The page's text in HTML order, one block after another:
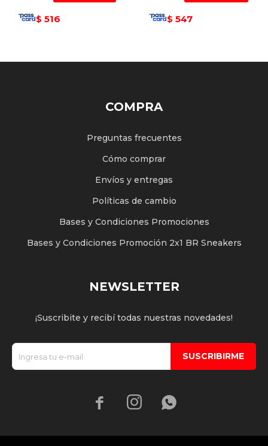
$ 516 $ 547
COMPRA
Preguntas frecuentes
Cómo comprar
Envíos y entregas
Políticas de cambio
Bases y Condiciones Promociones
Bases y Condiciones Promoción 2x1 BR Sneakers
NEWSLETTER
¡Suscribite y recibí todas nuestras novedades!
SUSCRIBIRME
  